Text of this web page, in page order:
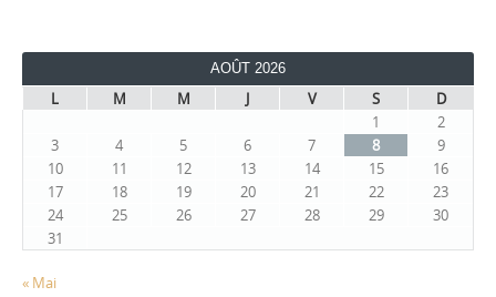
AOÛT 2026
L M M J V S
D
1
2
3
4 5 6 7 8
9
10
11 12 13 14 15
16
17
18 19 20 21 22
23
24
25 26 27 28 29
30
31
« Mai